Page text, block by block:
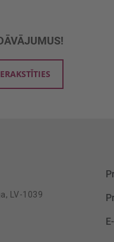
LV-1039